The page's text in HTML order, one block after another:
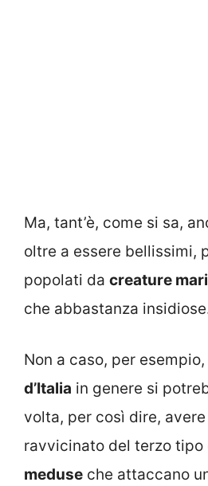
Ma, tant’è, come si sa,
oltre a essere bellissimi,
popolati da creature
che abbastanza
Non a caso, per
d’Italia in genere si
volta, per così dire,
ravvicinato del terzo tipo
meduse che attaccano